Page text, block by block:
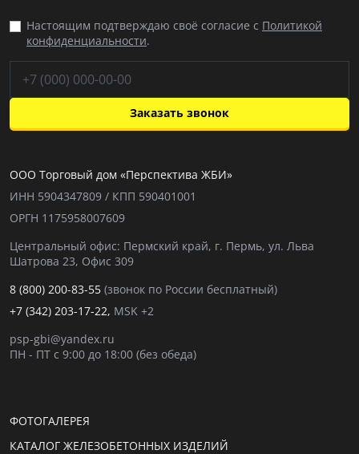
Настоящим подтверждаю своё согласие с Политикой
конфиденциальности.
Заказать звонок
ООО Торговый дом «Перспектива ЖБИ»
ИНН 5904347809 / КПП 590401001
ОРГН 1175958007609
Центральный офис: Пермский край, г. Пермь, ул. Льва
Шатрова 23, Офис 309
8 (800) 200-83-55 (звонок по России бесплатный)
+7 (342) 203-17-22, MSK +2
psp-gbi@yandex.ru
ПН - ПТ с 9:00 до 18:00 (без обеда)
ФОТОГАЛЕРЕЯ
КАТАЛОГ ЖЕЛЕЗОБЕТОННЫХ ИЗДЕЛИЙ